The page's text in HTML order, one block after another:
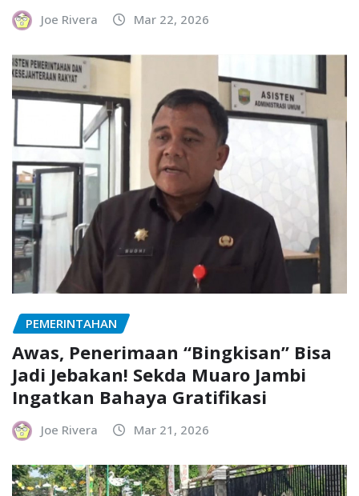
Joe Rivera Mar 22, 2026
PEMERINTAHAN
Awas, Penerimaan “Bingkisan” Bisa
Jadi Jebakan! Sekda Muaro Jambi
Ingatkan Bahaya Gratifikasi
Joe Rivera Mar 21, 2026